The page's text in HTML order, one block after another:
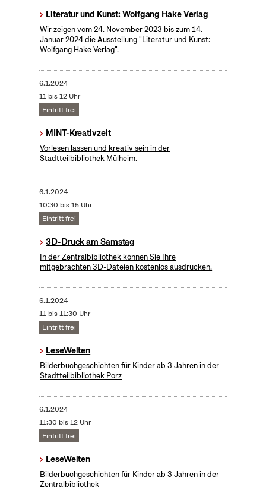
Literatur und Kunst: Wolfgang Hake Verlag
Wir zeigen vom 24. November 2023 bis zum 14.
Januar 2024 die Ausstellung "Literatur und Kunst:
Wolfgang Hake Verlag".
6.1.2024
11 bis 12 Uhr
Eintritt frei
MINT-Kreativzeit
Vorlesen lassen und kreativ sein in der
Stadtteilbibliothek Mülheim.
6.1.2024
10:30 bis 15 Uhr
Eintritt frei
3D-Druck am Samstag
In der Zentralbibliothek können Sie Ihre
mitgebrachten 3D-Dateien kostenlos ausdrucken.
6.1.2024
11 bis 11:30 Uhr
Eintritt frei
LeseWelten
Bilderbuchgeschichten für Kinder ab 3 Jahren in der
Stadtteilbibliothek Porz
6.1.2024
11:30 bis 12 Uhr
Eintritt frei
LeseWelten
Bilderbuchgeschichten für Kinder ab 3 Jahren in der
Zentralbibliothek